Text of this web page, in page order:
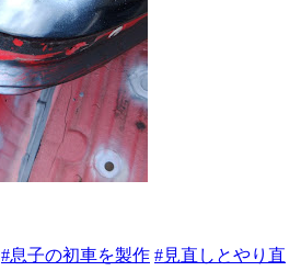
#息子の初車を製作 #見直しとやり直